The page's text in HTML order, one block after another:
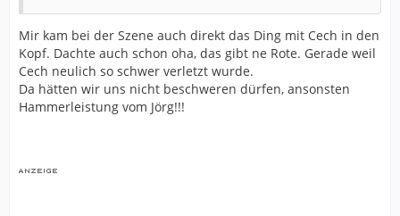
Mir kam bei der Szene auch direkt das Ding mit Cech in den
Kopf. Dachte auch schon oha, das gibt ne Rote. Gerade weil
Cech neulich so schwer verletzt wurde.
Da hätten wir uns nicht beschweren dürfen, ansonsten
Hammerleistung vom Jörg!!!